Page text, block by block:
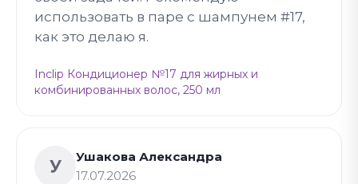
использовать в паре с шампунем #17,
как это делаю я.
Inclip Кондиционер №17 для жирных и
комбинированных волос, 250 мл
У
Ушакова Александра
17.07.2026